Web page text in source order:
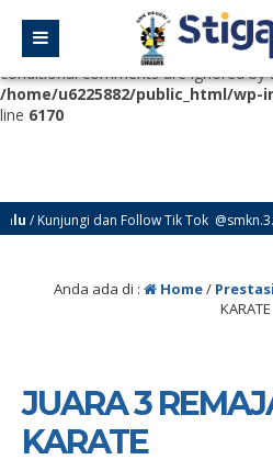
Deprecated
: Function
with an argument that is
deprecated
conditional comments are ignored by
/home/u6225882/public_html/
line 6170
dan Follow Tik Tok
Anda ada di : Home/ Prestasi
KARATE
JUARA 3
KARATE